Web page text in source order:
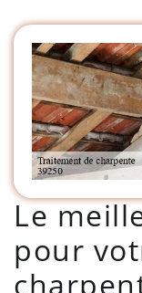
Le
pour